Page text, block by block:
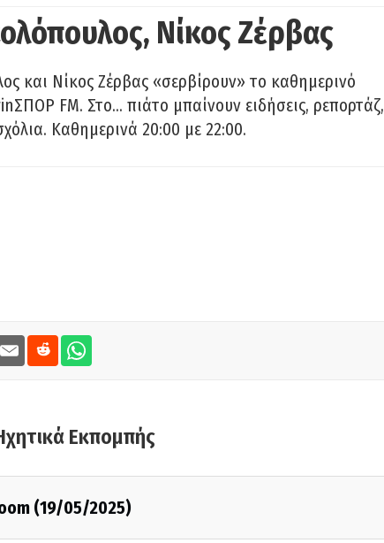
Νίκος Ζέρβας
και Νίκος Ζέρβας «σερβίρουν» το καθημερινό
FM. Στο… πιάτο μπαίνουν ειδήσεις, ρεπορτάζ,
Καθημερινά 20:00 με 22:00.
Εκπομπής
(19/05/2025)